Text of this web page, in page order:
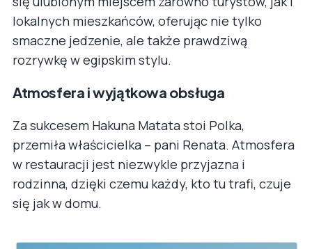
lokalnych mieszkańców, oferując nie tylko
smaczne jedzenie, ale także prawdziwą
rozrywkę w egipskim stylu.
Atmosfera i wyjątkowa obsługa
Za sukcesem Hakuna Matata stoi Polka,
przemiła właścicielka – pani Renata. Atmosfera
w restauracji jest niezwykle przyjazna i
rodzinna, dzięki czemu każdy, kto tu trafi, czuje
się jak w domu.